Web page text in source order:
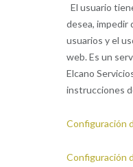
El usuario
desea, impedir
usuarios y el
web. Es un
Elcano
instrucciones
Configuración
Configuración